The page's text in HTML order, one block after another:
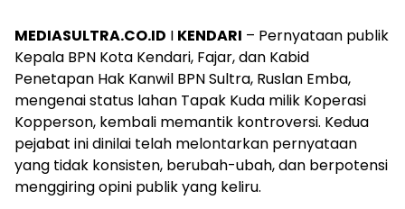
MEDIASULTRA.CO.ID I KENDARI – Pernyataan publik
Kepala BPN Kota Kendari, Fajar, dan Kabid
Penetapan Hak Kanwil BPN Sultra, Ruslan Emba,
mengenai status lahan Tapak Kuda milik Koperasi
Kopperson, kembali memantik kontroversi. Kedua
pejabat ini dinilai telah melontarkan pernyataan
yang tidak konsisten, berubah-ubah, dan berpotensi
menggiring opini publik yang keliru.